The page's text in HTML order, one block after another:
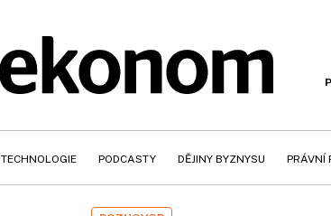
TECHNOLOGIE PODCASTY DĚJINY BYZNYSU PRÁVNÍ